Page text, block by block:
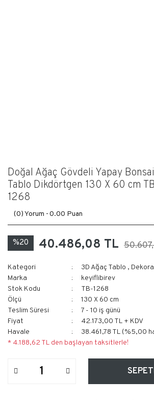
Doğal Ağaç Gövdeli Yapay Bonsai
Tablo Dikdörtgen 130 X 60 cm
1268
(0) Yorum -0.00 Puan
%20 40.486,08 TL
Kategori 3D Ağaç Tablo ,
Marka
keyiflibirev
Stok Kodu
TB-1268
Ölçü
130 X 60 cm
Teslim Süresi
7 - 10 iş günü
Fiyat
42.173,00 TL + KDV
Havale
38.461,78 TL (%5,00
* 4.188,62 TL den başlayan taksitlerle!